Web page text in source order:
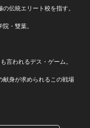
伝統エリート校を指す。
・雙葉。
言われるデス・ゲーム。
献身が求められるこの戦場